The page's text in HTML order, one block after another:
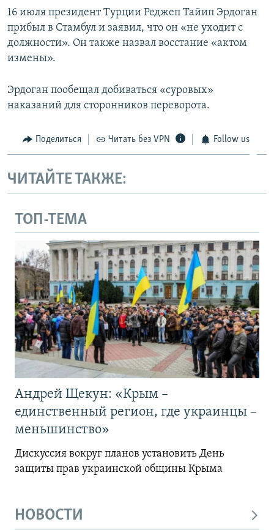
16 июля президент Турции Реджеп Тайип Эрдоган
прибыл в Стамбул и заявил, что он «не уходит с
должности». Он также назвал восстание «актом
измены».
Эрдоган пообещал добиваться «суровых»
наказаний для сторонников переворота.
Поделиться Читать без VPN Follow us
ЧИТАЙТЕ ТАКЖЕ:
ТОП-ТЕМА
Андрей Щекун: «Крым –
единственный регион, где украинцы –
меньшинство»
Дискуссия вокруг планов установить День
защиты прав украинской общины Крыма
НОВОСТИ